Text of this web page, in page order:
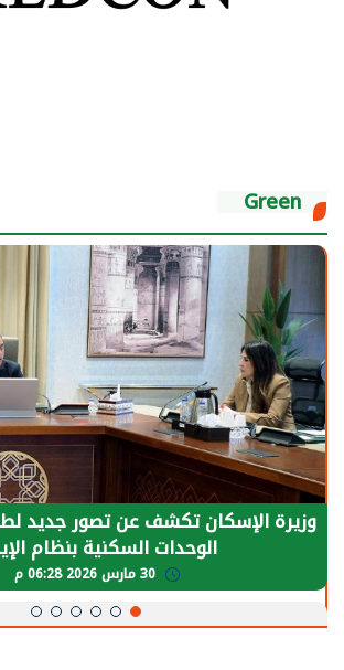
Green
وزيرة الإسكان تكشف عن تصور جديد
الوحدات السكنية بنظام